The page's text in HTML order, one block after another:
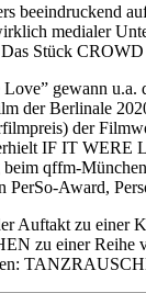
beeindruckend
medialer
Stück
gewann
der Berlinale
der
IF IT WERE
qffm-
PerSo-Award,
Auftakt zu einer
zu einer Reihe